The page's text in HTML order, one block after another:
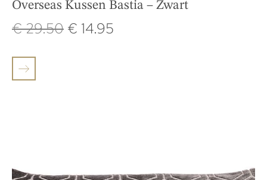
Overseas Kussen Bastia – Zwart
€29.50 € 14.95